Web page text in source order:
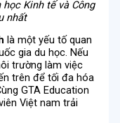
Kinh tế và Công
nhất
là một yếu tố quan
gia du học. Nếu
trường làm việc
trên để tối đa hóa
GTA Education
Việt nam trải